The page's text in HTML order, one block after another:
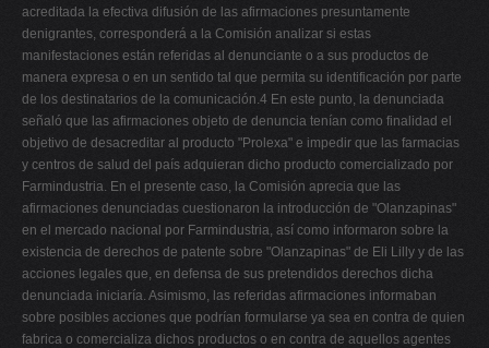
acreditada la efectiva difusión de las afirmaciones presuntamente
denigrantes, corresponderá a la Comisión analizar si estas
manifestaciones están referidas al denunciante o a sus productos de
manera expresa o en un sentido tal que permita su identificación por parte
de los destinatarios de la comunicación.4 En este punto, la denunciada
señaló que las afirmaciones objeto de denuncia tenían como finalidad el
objetivo de desacreditar al producto "Prolexa" e impedir que las farmacias
y centros de salud del país adquieran dicho producto comercializado por
Farmindustria. En el presente caso, la Comisión aprecia que las
afirmaciones denunciadas cuestionaron la introducción de "Olanzapinas"
en el mercado nacional por Farmindustria, así como informaron sobre la
existencia de derechos de patente sobre "Olanzapinas" de Eli Lilly y de las
acciones legales que, en defensa de sus pretendidos derechos dicha
denunciada iniciaría. Asimismo, las referidas afirmaciones informaban
sobre posibles acciones que podrían formularse ya sea en contra de quien
fabrica o comercializa dichos productos o en contra de aquellos agentes